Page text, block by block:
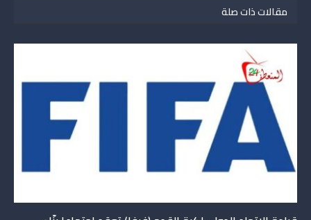
مقالات ذات صلة